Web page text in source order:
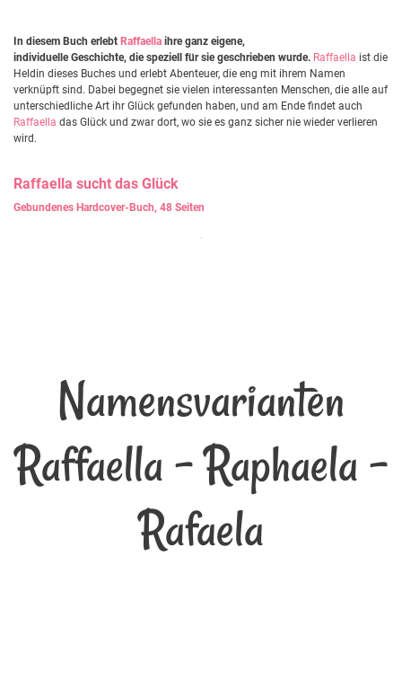
In diesem Buch erlebt Raffaella ihre ganz eigene,
individuelle Geschichte, die speziell für sie geschrieben wurde. Raffaella ist die
Heldin dieses Buches und erlebt Abenteuer, die eng mit ihrem Namen
verknüpft sind. Dabei begegnet sie vielen interessanten Menschen, die alle auf
unterschiedliche Art ihr Glück gefunden haben, und am Ende findet auch
Raffaella das Glück und zwar dort, wo sie es ganz sicher nie wieder verlieren
wird.
Raffaella sucht das Glück
Gebundenes Hardcover-Buch, 48 Seiten
Namensvarianten
Raffaella - Raphaela -
Rafaela